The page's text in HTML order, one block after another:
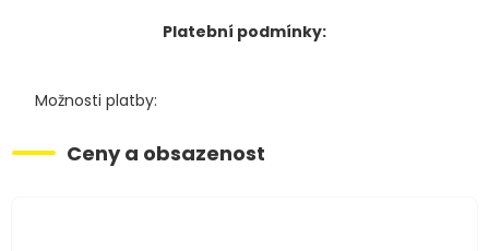
Platební podmínky:
Možnosti platby:
Ceny a obsazenost